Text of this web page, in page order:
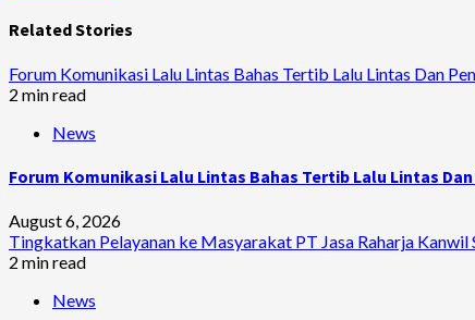
Related Stories
Forum Komunikasi Lalu Lintas Bahas Tertib Lalu Lintas Dan
2 min read
News
Forum Komunikasi Lalu Lintas Bahas Tertib Lalu Lintas
August 6, 2026
Tingkatkan Pelayanan ke Masyarakat PT Jasa Raharja Kanwil
2 min read
News